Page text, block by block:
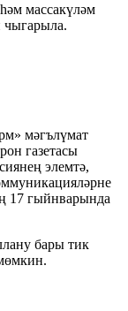
массакүләм
чыгарыла.
мәгълүмат
газетасы
элемтә,
17 гыйнварында
бары тик